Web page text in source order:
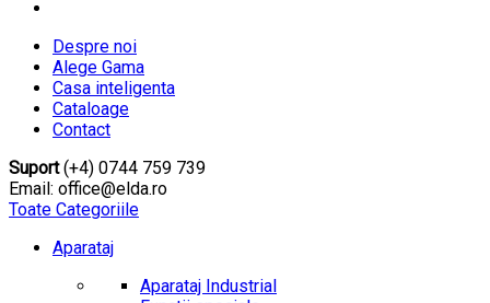
Despre noi
Alege Gama
Casa inteligenta
Cataloage
Contact
Suport(+4) 0744 759 739
Email: office@elda.ro
Toate Categoriile
Aparataj
Aparataj Industrial